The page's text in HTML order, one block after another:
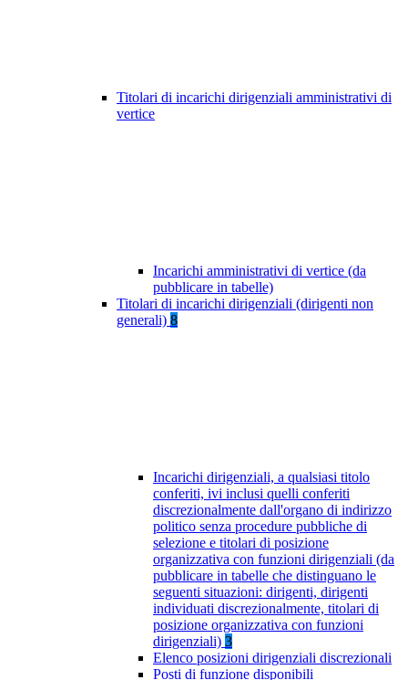
Titolari di incarichi dirigenziali amministrativi di
vertice
Incarichi amministrativi di vertice (da
pubblicare in tabelle)
Titolari di incarichi dirigenziali (dirigenti non
generali) 8
Incarichi dirigenziali, a qualsiasi titolo
conferiti, ivi inclusi quelli conferiti
discrezionalmente dall'organo di indirizzo
politico senza procedure pubbliche di
selezione e titolari di posizione
organizzativa con funzioni dirigenziali (da
pubblicare in tabelle che distinguano le
seguenti situazioni: dirigenti, dirigenti
individuati discrezionalmente, titolari di
posizione organizzativa con funzioni
dirigenziali) 3
Elenco posizioni dirigenziali discrezionali
Posti di funzione disponibili